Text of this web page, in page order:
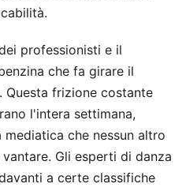
professionisti e il
che fa girare il
Questa frizione costante
l'intera settimana,
che nessun altro
Gli esperti di danza
a certe classifiche